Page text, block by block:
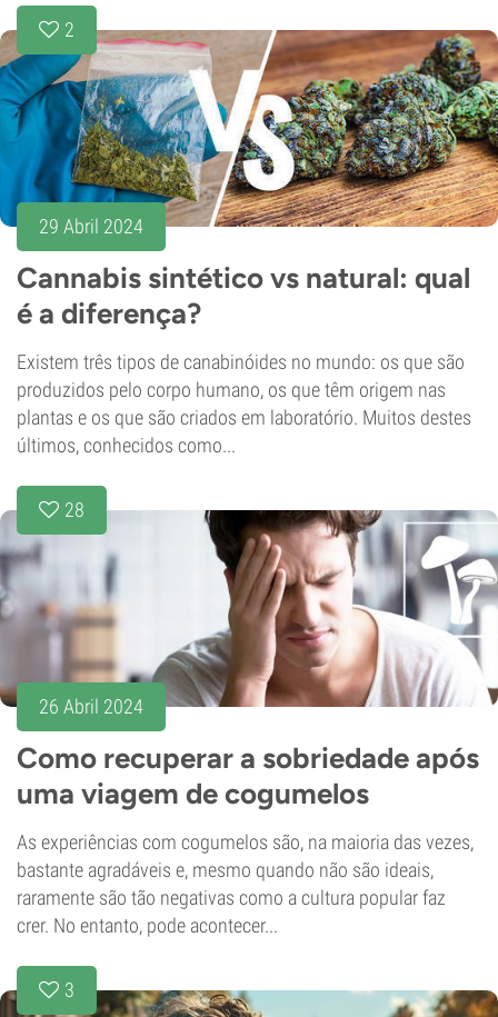
2
29 Abril 2024
Cannabis sintético vs natural: qual
é a diferença?
Existem três tipos de canabinóides no mundo: os que são
produzidos pelo corpo humano, os que têm origem nas
plantas e os que são criados em laboratório. Muitos destes
últimos, conhecidos como...
28
26 Abril 2024
Como recuperar a sobriedade após
uma viagem de cogumelos
As experiências com cogumelos são, na maioria das vezes,
bastante agradáveis e, mesmo quando não são ideais,
raramente são tão negativas como a cultura popular faz
crer. No entanto, pode acontecer...
3